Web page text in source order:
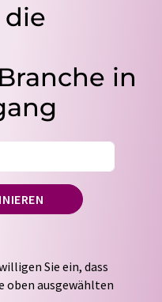
die
in
Sie ein, dass
oben ausgewählten